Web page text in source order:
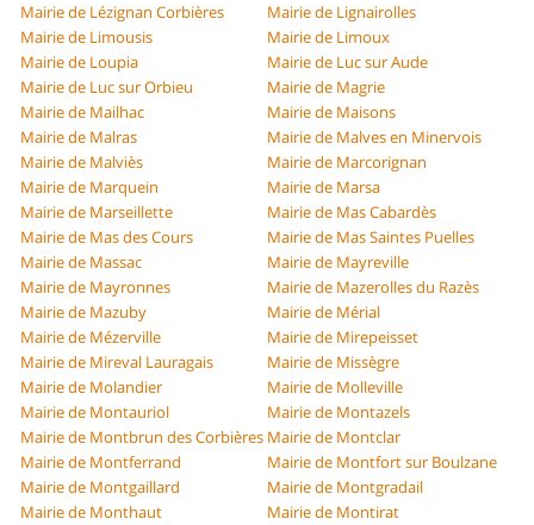
Mairie de Lézignan Corbières
Mairie de Lignairolles
Mairie de Limousis
Mairie de Limoux
Mairie de Loupia
Mairie de Luc sur Aude
Mairie de Luc sur Orbieu
Mairie de Magrie
Mairie de Mailhac
Mairie de Maisons
Mairie de Malras
Mairie de Malves en Minervois
Mairie de Malviès
Mairie de Marcorignan
Mairie de Marquein
Mairie de Marsa
Mairie de Marseillette
Mairie de Mas Cabardès
Mairie de Mas des Cours
Mairie de Mas Saintes Puelles
Mairie de Massac
Mairie de Mayreville
Mairie de Mayronnes
Mairie de Mazerolles du Razès
Mairie de Mazuby
Mairie de Mérial
Mairie de Mézerville
Mairie de Mirepeisset
Mairie de Mireval Lauragais
Mairie de Missègre
Mairie de Molandier
Mairie de Molleville
Mairie de Montauriol
Mairie de Montazels
Mairie de Montbrun des Corbières Mairie de Montclar
Mairie de Montferrand
Mairie de Montfort sur Boulzane
Mairie de Montgaillard
Mairie de Montgradail
Mairie de Monthaut
Mairie de Montirat